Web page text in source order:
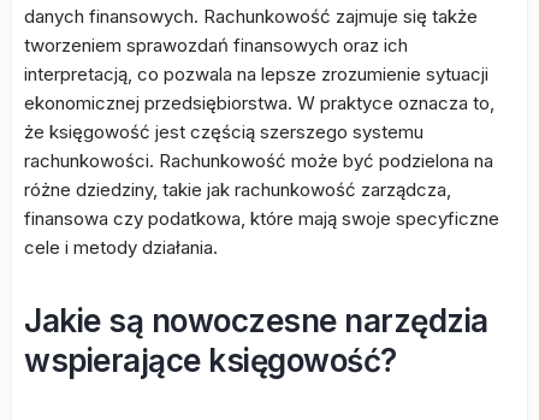
danych finansowych. Rachunkowość zajmuje się także
tworzeniem sprawozdań finansowych oraz ich
interpretacją, co pozwala na lepsze zrozumienie sytuacji
ekonomicznej przedsiębiorstwa. W praktyce oznacza to,
że księgowość jest częścią szerszego systemu
rachunkowości. Rachunkowość może być podzielona na
różne dziedziny, takie jak rachunkowość zarządcza,
finansowa czy podatkowa, które mają swoje specyficzne
cele i metody działania.
Jakie są nowoczesne narzędzia
wspierające księgowość?